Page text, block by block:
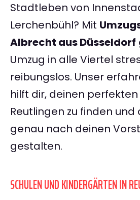
Stadtleben von
Lerchenbühl? Mit
Albrecht aus Düsseldorf
Umzug in alle Viertel
reibungslos. Unser
hilft dir, deinen perfekten
Reutlingen zu finden und
genau nach deinen
gestalten.
SCHULEN UND KINDERGÄRTEN IN